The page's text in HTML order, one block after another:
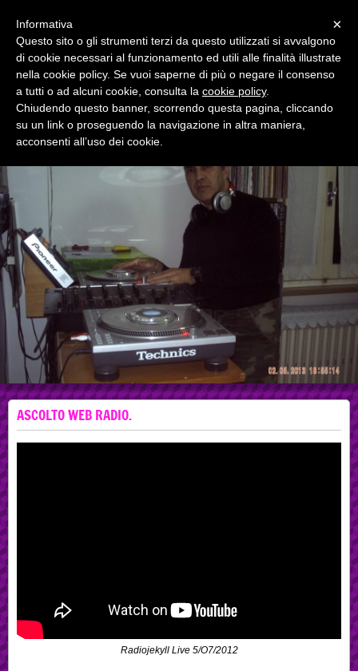
Radiojekyll Beautiful music.
Solo su Radiojekyll puoi ascoltare i successi del passato
INTROVABILI E INASCOLTATI.
ASCOLTO WEB RADIO.
Radiojekyll Live 5/O7/2012
×
Informativa
Questo sito o gli strumenti terzi da questo utilizzati si avvalgono
di cookie necessari al funzionamento ed utili alle finalità illustrate
nella cookie policy. Se vuoi saperne di più o negare il consenso
a tutti o ad alcuni cookie, consulta la cookie policy.
Chiudendo questo banner, scorrendo questa pagina, cliccando
su un link o proseguendo la navigazione in altra maniera,
acconsenti all’uso dei cookie.